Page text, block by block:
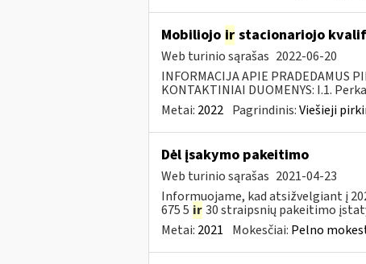
Mobiliojo irstacionariojo
Web turinio sąrašas 2022-06-20
INFORMACIJA APIE PRADEDAMUS
KONTAKTINIAI DUOMENYS: I.1.
Metai: 2022 Pagrindinis:Viešieji
Dėl įsakymo pakeitimo
Web turinio sąrašas 2021-04-23
Informuojame, kad atsižvelgiant į
675 5 ir 30 straipsnių pakeitimo
Metai: 2021 Mokesčiai: Pelno